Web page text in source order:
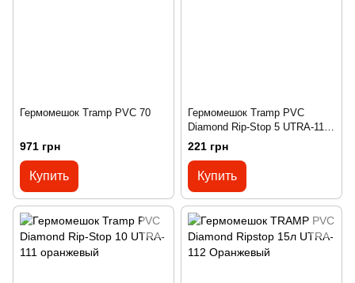
Гермомешок Tramp PVC 70
971 грн
Купить
Гермомешок Tramp PVC
Diamond Rip-Stop 5 UTRA-110
Оранжевый
221 грн
Купить